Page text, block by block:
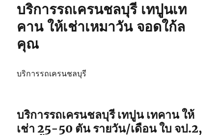
รับจ้าง
รถ
เฮี๊ยบ
พิกัด
ใกล้
บริการรถเครนชลบุรี เทปูนเท
คาน ให้เช่าเหมาวัน จอดใก้ล
คุณ
บริการรถเครนชลบุรี
บริการรถเครนชลบุรี เทปูน เทคาน ให้
เช่า 25-50 ตัน รายวัน/เดือน ใบ จป.2,